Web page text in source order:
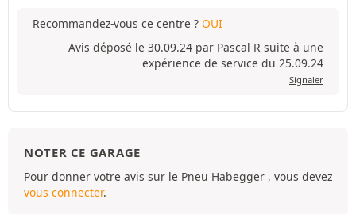
Recommandez-vous ce centre ? OUI
Avis déposé le 30.09.24 par Pascal R suite à une
expérience de service du 25.09.24
Signaler
NOTER CE GARAGE
Pour donner votre avis sur le Pneu Habegger , vous devez
vous connecter.